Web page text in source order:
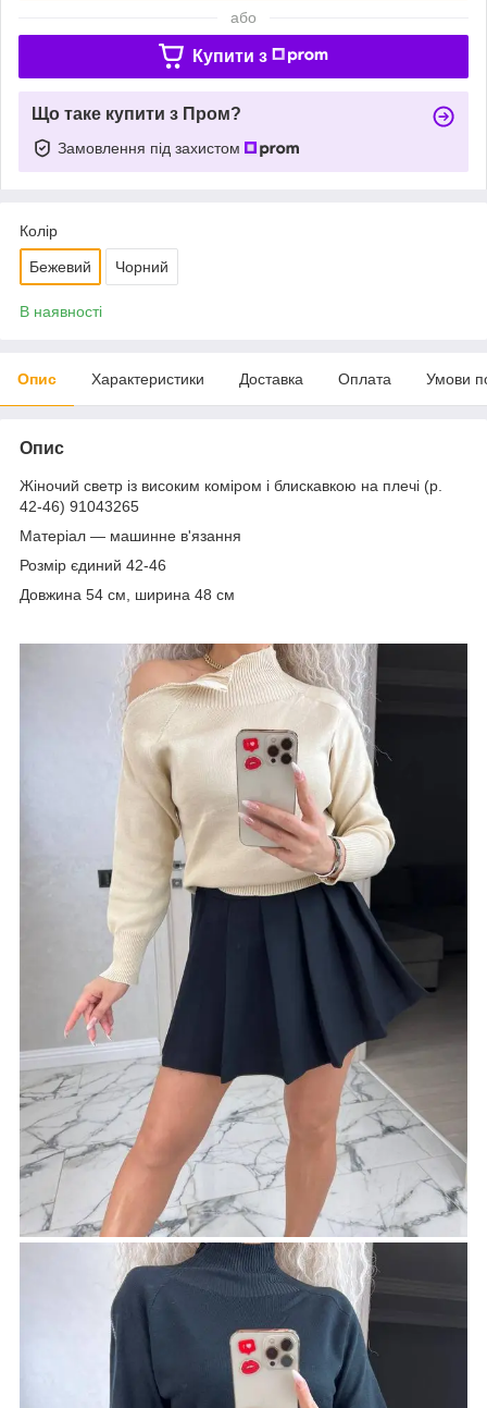
або
Купити з
Що таке купити з Пром?
Замовлення під захистом
Колір
Бежевий Чорний
В наявності
Опис Характеристики Доставка Оплата Умови
Опис
Жіночий светр із високим коміром і блискавкою на плечі (р.
42-46) 91043265
Матеріал — машинне в'язання
Розмір єдиний 42-46
Довжина 54 см, ширина 48 см